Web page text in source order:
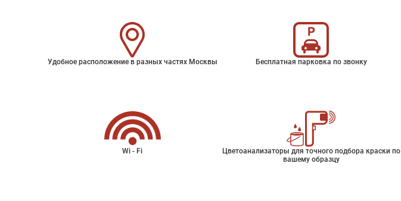
Удобное расположение в разных частях Москвы Бесплатная парковка по звонку
Wi - Fi
Цветоанализаторы для точного подбора краски по
вашему образцу